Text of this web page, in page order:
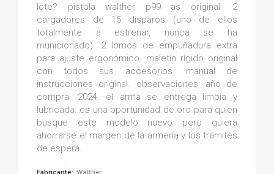
lote? pistola walther p99 as original. 2
cargadores de 15 disparos (uno de ellos
totalmente a estrenar, nunca se ha
municionado). 2 lomos de empuñadura extra
para ajuste ergonómico. maletín rígido original
con todos sus accesorios. manual de
instrucciones original. observaciones: año de
compra: 2024. el arma se entrega limpia y
lubricada. es una oportunidad de oro para quien
busque este modelo nuevo pero quiera
ahorrarse el margen de la armería y los trámites
de espera.
Fabricante: Walther